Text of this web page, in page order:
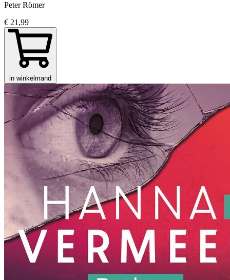
Peter Römer
€ 21,99
in winkelmand